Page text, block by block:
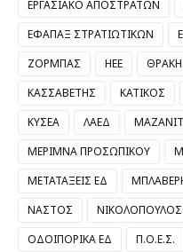
ΕΡΓΑΣΙΑΚΟ ΑΠΟΣΤΡΑΤΩΝ
ΕΦΑΠΑΞ ΣΤΡΑΤΙΩΤΙΚΩΝ
ΖΟΡΜΠΑΣ
ΗΕΕ ΘΡΑΚΗ
ΚΑΣΣΑΒΕΤΗΣ
ΚΑΤΙΚΟΣ
ΚΥΣΕΑ
ΛΑΕΔ
ΜΕΡΙΜΝΑ ΠΡΟΣΩΠΙΚΟΥ
ΜΕΤΑΤΑΞΕΙΣ ΕΔ
ΝΑΣΤΟΣ
ΝΙΚΟΛΟΠΟΥΛΟΣ
ΟΔΟΙΠΟΡΙΚΑ ΕΔ
Π.Ο.Ε.Σ.